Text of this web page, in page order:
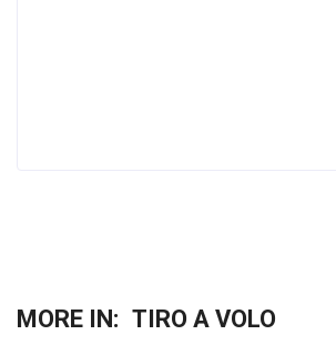
MORE IN: TIRO A VOLO